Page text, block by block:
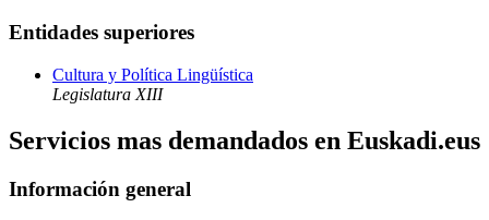
Entidades superiores
Cultura y Política Lingüística
Legislatura XIII
Servicios mas demandados en Euskadi.eus
Información general